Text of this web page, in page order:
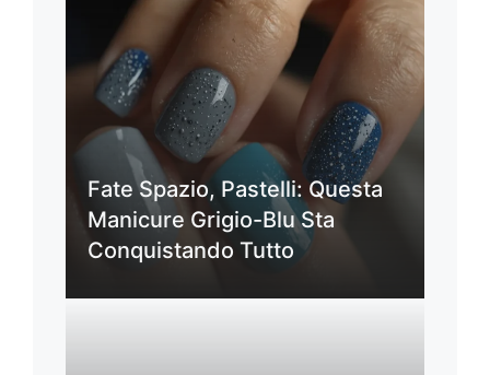
Fate Spazio, Pastelli: Questa
Manicure Grigio-Blu Sta
Conquistando Tutto